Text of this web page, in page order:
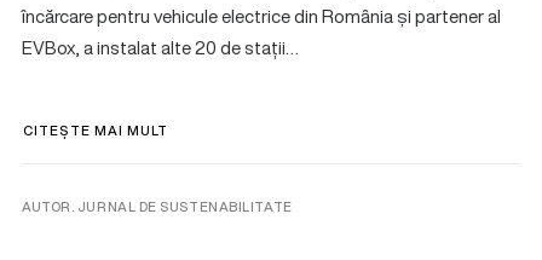
încărcare pentru vehicule electrice din România și partener al
EVBox, a instalat alte 20 de stații…
CITEȘTE MAI MULT
AUTOR. JURNAL DE SUSTENABILITATE